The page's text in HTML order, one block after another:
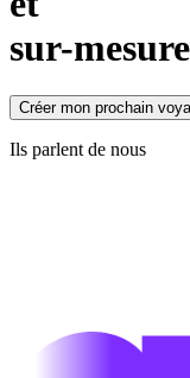
sur-mesure
Créer mon prochain
Ils parlent de nous